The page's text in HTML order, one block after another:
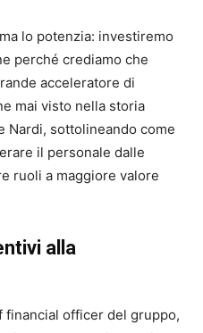
ma lo potenzia: investiremo
perché crediamo che
acceleratore di
mai visto nella storia
Nardi, sottolineando come
il personale dalle
ruoli a maggiore valore
alla
financial officer del gruppo,